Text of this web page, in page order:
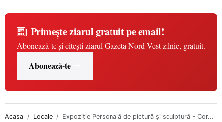
Primește ziarul gratuit pe email!
Abonează-te și citești ziarul Gazeta Nord-Vest zilnic, gratuit.
Abonează-te
Acasa Locale Expoziție Personală de pictură și sculptură - Cor...